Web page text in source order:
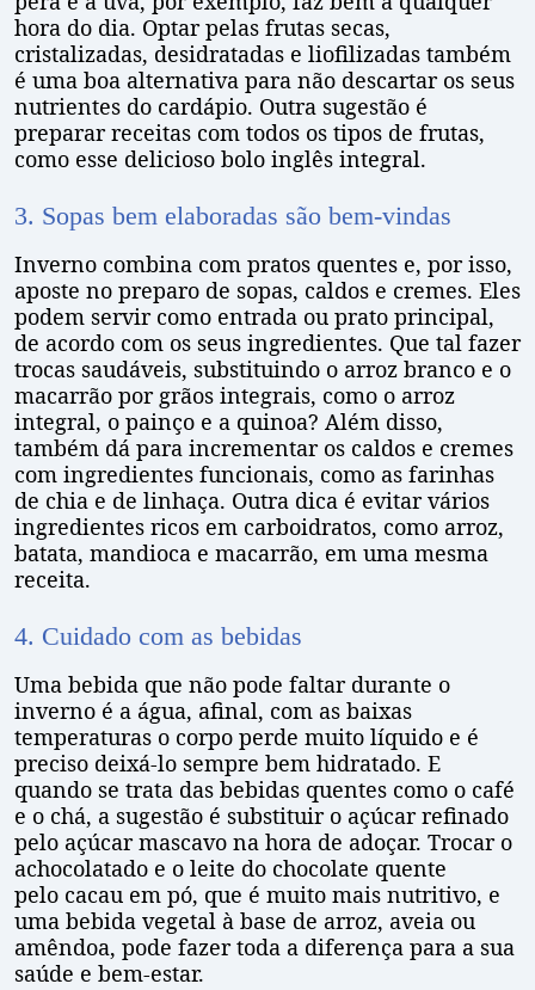
hora do dia. Optar pelas frutas secas,
cristalizadas, desidratadas e liofilizadas também
é uma boa alternativa para não descartar os seus
nutrientes do cardápio. Outra sugestão é
preparar receitas com todos os tipos de frutas,
como esse delicioso bolo inglês integral.
3. Sopas bem elaboradas são bem-vindas
Inverno combina com pratos quentes e, por isso,
aposte no preparo de sopas, caldos e cremes. Eles
podem servir como entrada ou prato principal,
de acordo com os seus ingredientes. Que tal fazer
trocas saudáveis, substituindo o arroz branco e o
macarrão por grãos integrais, como o arroz
integral, o painço e a quinoa? Além disso,
também dá para incrementar os caldos e cremes
com ingredientes funcionais, como as farinhas
de chia e de linhaça. Outra dica é evitar vários
ingredientes ricos em carboidratos, como arroz,
batata, mandioca e macarrão, em uma mesma
receita.
4. Cuidado com as bebidas
Uma bebida que não pode faltar durante o
inverno é a água, afinal, com as baixas
temperaturas o corpo perde muito líquido e é
preciso deixá-lo sempre bem hidratado. E
quando se trata das bebidas quentes como o café
e o chá, a sugestão é substituir o açúcar refinado
pelo açúcar mascavo na hora de adoçar. Trocar o
achocolatado e o leite do chocolate quente
pelo cacau em pó, que é muito mais nutritivo, e
uma bebida vegetal à base de arroz, aveia ou
amêndoa, pode fazer toda a diferença para a sua
saúde e bem-estar.